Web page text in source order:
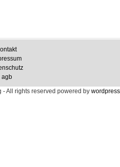
agb
All rights reserved powered by wordpress